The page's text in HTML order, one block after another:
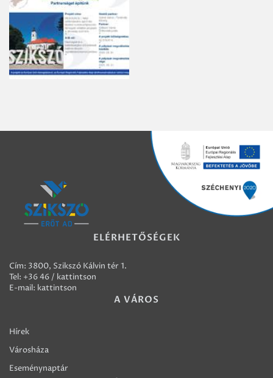
ELÉRHETŐSÉGEK
Cím: 3800, Szikszó Kálvin tér 1.
Tel: +36 46 / kattintson
E-mail: kattintson
A VÁROS
Hírek
Városháza
Eseménynaptár